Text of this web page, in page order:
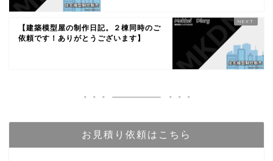
【建築模型屋の制作日記。２棟同時のご
依頼です！ありがとうございます】
お見積り依頼はこちら